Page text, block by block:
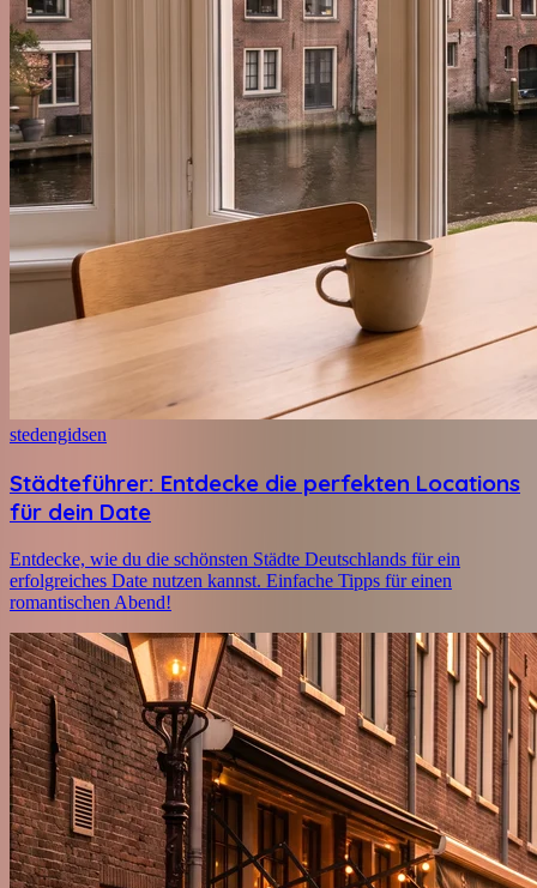
stedengidsen
Städteführer: Entdecke die perfekten Locations
für dein Date
Entdecke, wie du die schönsten Städte Deutschlands für ein
erfolgreiches Date nutzen kannst. Einfache Tipps für einen
romantischen Abend!